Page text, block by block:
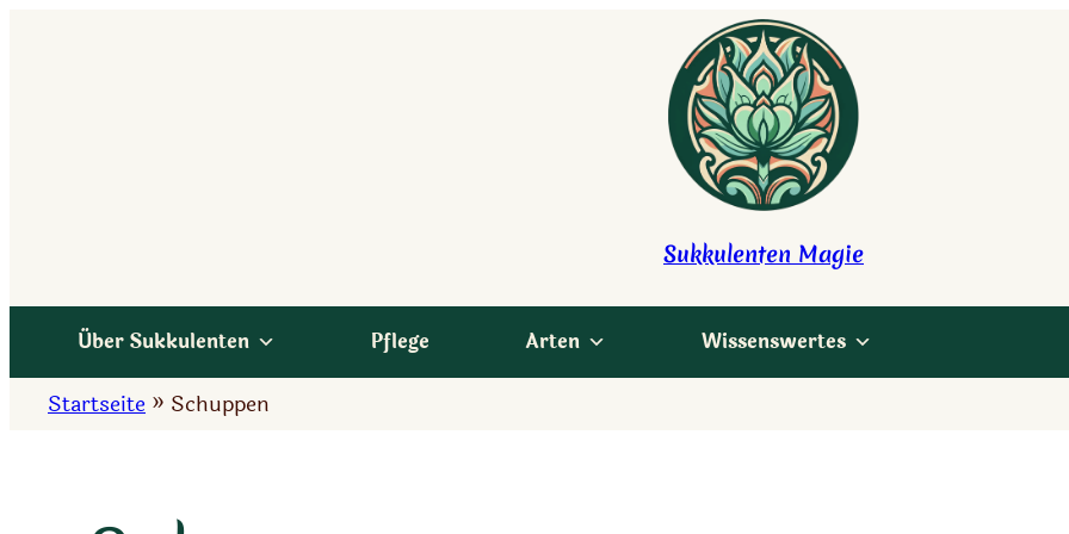
Sukkulenten Magie
Über Sukkulenten Pflege Arten Wissenswertes
Startseite » Schuppen